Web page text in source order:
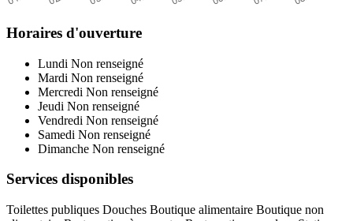
Horaires d'ouverture
Lundi Non renseigné
Mardi Non renseigné
Mercredi Non renseigné
Jeudi Non renseigné
Vendredi Non renseigné
Samedi Non renseigné
Dimanche Non renseigné
Services disponibles
Toilettes publiques Douches Boutique alimentaire Boutique non